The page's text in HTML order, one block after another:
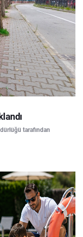
tarafından